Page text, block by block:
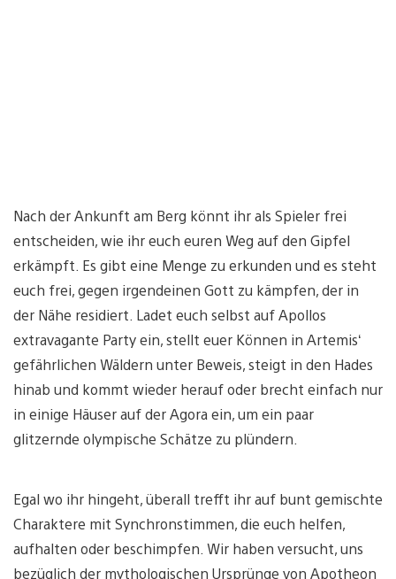
Nach der Ankunft am Berg könnt ihr als Spieler frei
entscheiden, wie ihr euch euren Weg auf den Gipfel
erkämpft. Es gibt eine Menge zu erkunden und es steht
euch frei, gegen irgendeinen Gott zu kämpfen, der in
der Nähe residiert. Ladet euch selbst auf Apollos
extravagante Party ein, stellt euer Können in Artemis‘
gefährlichen Wäldern unter Beweis, steigt in den Hades
hinab und kommt wieder herauf oder brecht einfach nur
in einige Häuser auf der Agora ein, um ein paar
glitzernde olympische Schätze zu plündern.
Egal wo ihr hingeht, überall trefft ihr auf bunt gemischte
Charaktere mit Synchronstimmen, die euch helfen,
aufhalten oder beschimpfen. Wir haben versucht, uns
bezüglich der mythologischen Ursprünge von Apotheon